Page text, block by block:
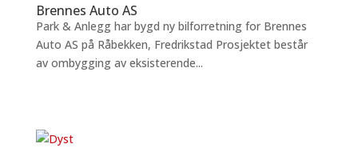
Brennes Auto AS
Park & Anlegg har bygd ny bilforretning for Brennes
Auto AS på Råbekken, Fredrikstad Prosjektet består
av ombygging av eksisterende...